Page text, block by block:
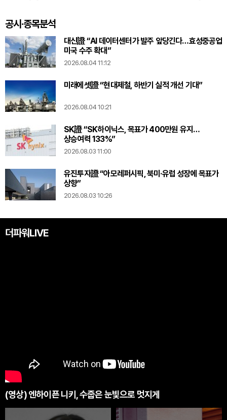
공시·종목분석
대신證 “AI 데이터센터가 발주 앞당긴다…효성중공업
미국 수주 확대”
2026.08.04 11:12
미래에셋證 “현대제철, 하반기 실적 개선 기대”
2026.08.04 10:21
SK證 “SK하이닉스, 목표가 400만원 유지…
상승여력 133%”
2026.08.03 11:00
유진투자證 “아모레퍼시픽, 북미·유럽 성장에 목표가
상향”
2026.08.03 10:26
더파워LIVE
(영상) 엔하이픈 니키, 수줍은 눈빛으로 멋지게